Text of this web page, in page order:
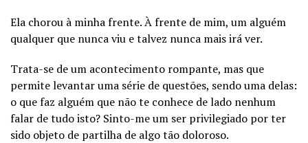
Ela chorou à minha frente. À frente de mim, um alguém
qualquer que nunca viu e talvez nunca mais irá ver.
Trata-se de um acontecimento rompante, mas que
permite levantar uma série de questões, sendo uma delas:
o que faz alguém que não te conhece de lado nenhum
falar de tudo isto? Sinto-me um ser privilegiado por ter
sido objeto de partilha de algo tão doloroso.